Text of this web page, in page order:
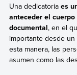
Una dedicatoria es
anteceder el
documental, en el
importante desde
esta manera, las
asumen como las